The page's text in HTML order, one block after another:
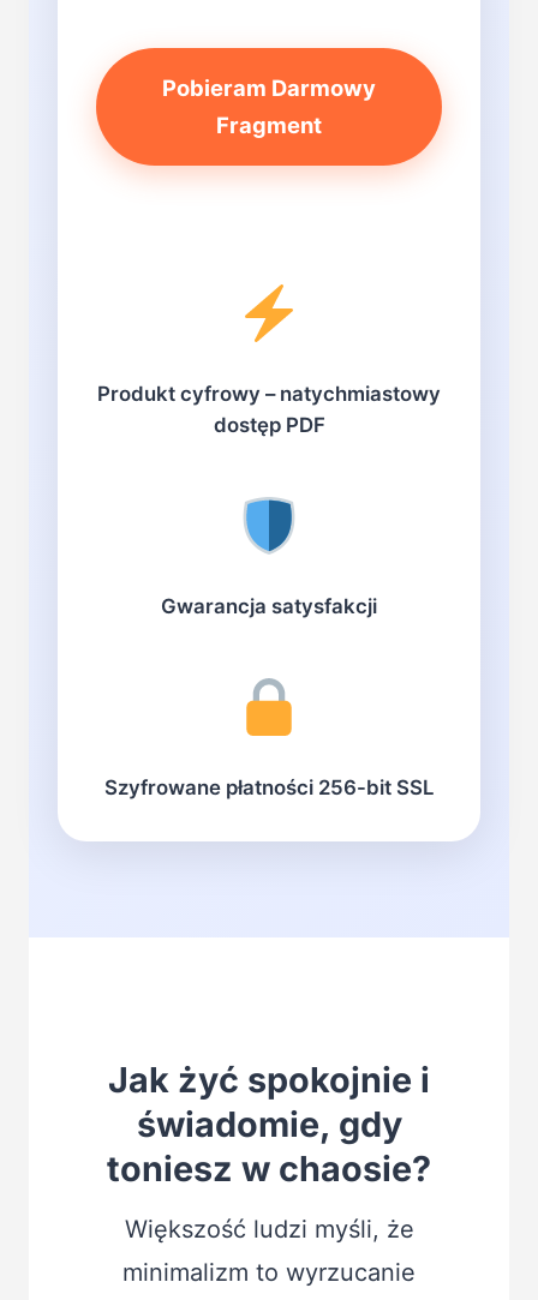
Pobieram Darmowy
Fragment
Produkt cyfrowy – natychmiastowy
dostęp PDF
Gwarancja satysfakcji
Szyfrowane płatności 256-bit SSL
Jak żyć spokojnie i
świadomie, gdy
toniesz w chaosie?
Większość ludzi myśli, że
minimalizm to wyrzucanie